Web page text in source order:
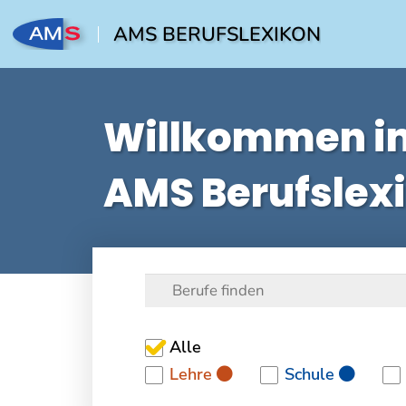
AMS BERUFSLEXIKON
Willkommen
AMS
Alle
Lehre
Schule